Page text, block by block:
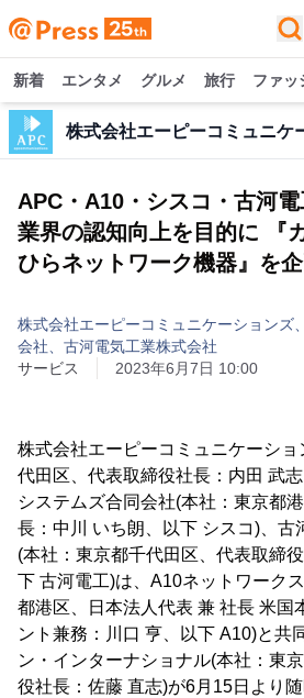
新着 エンタメ グルメ 旅行 ファッ
APC・A10・シスコ・古河
業界の認知向上を目的に 『
ひらネットワーク機器』を
株式会社エーピーコミュニケーションズ
会社、古河電気工業株式会社
サービス
2023年6月7日 10:00
株式会社エーピーコミュニケーシ
代田区、代表取締役社長：内田 武
システムズ合同会社(本社：東京都
長：中川 いち朗、以下 シスコ)、古
(本社：東京都千代田区、代表取締
下 古河電工)は、A10ネットワーク
都港区、日本法人代表 兼 社長 米国
ント兼務：川口 亨、以下 A10)と共
ン・インターナショナル(本社：東
役社長：佐藤 直志)が6月15日より